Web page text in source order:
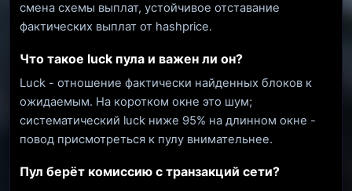
смена схемы выплат, устойчивое отставание
фактических выплат от hashprice.
Что такое luck пула и важен ли он?
Luck - отношение фактически найденных блоков к
ожидаемым. На коротком окне это шум;
систематический luck ниже 95% на длинном окне -
повод присмотреться к пулу внимательнее.
Пул берёт комиссию с транзакций сети?